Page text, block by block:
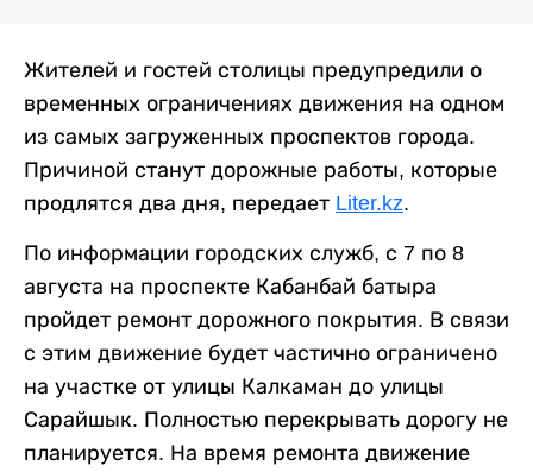
Жителей и гостей столицы предупредили о
временных ограничениях движения на одном
из самых загруженных проспектов города.
Причиной станут дорожные работы, которые
продлятся два дня, передает Liter.kz.
По информации городских служб, с 7 по 8
августа на проспекте Кабанбай батыра
пройдет ремонт дорожного покрытия. В связи
с этим движение будет частично ограничено
на участке от улицы Калкаман до улицы
Сарайшык. Полностью перекрывать дорогу не
планируется. На время ремонта движение